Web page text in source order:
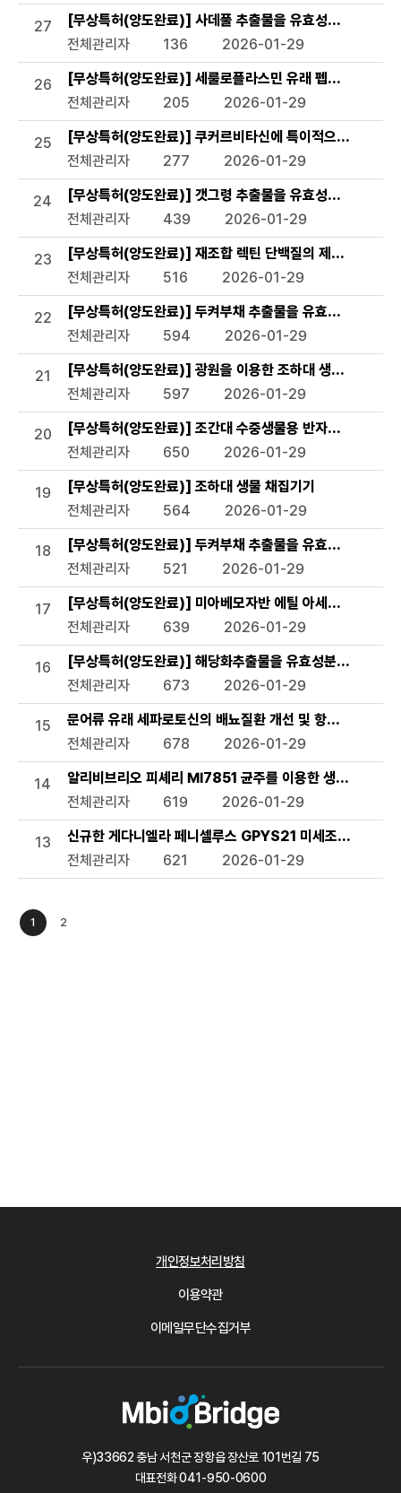
27
[무상특허(양도완료)] 사데풀 추출물을 유효성분으로 함유
전체관리자
136 2026-01-29
26
[무상특허(양도완료)] 세룰로플라스민 유래 펩타이드 및
전체관리자
205 2026-01-29
25
[무상특허(양도완료)] 쿠커르비타신에 특이적으로 결합하
전체관리자
277 2026-01-29
24
[무상특허(양도완료)] 갯그령 추출물을 유효성분으로 함유
전체관리자
439 2026-01-29
23
[무상특허(양도완료)] 재조합 렉틴 단백질의 제조방법 및
전체관리자
516 2026-01-29
22
[무상특허(양도완료)] 두켜부채 추출물을 유효성분으로 함
전체관리자
594 2026-01-29
21
[무상특허(양도완료)] 광원을 이용한 조하대 생물 조사장비
전체관리자
597 2026-01-29
20
[무상특허(양도완료)] 조간대 수중생물용 반자동 채집기
전체관리자
650 2026-01-29
19
[무상특허(양도완료)] 조하대 생물 채집기기
전체관리자
564 2026-01-29
18
[무상특허(양도완료)] 두켜부채 추출물을 유효성분으로 함
전체관리자
521 2026-01-29
17
[무상특허(양도완료)] 미아베모자반 에틸 아세테이트 분
전체관리자
639 2026-01-29
16
[무상특허(양도완료)] 해당화추출물을 유효성분으로 함유
전체관리자
673 2026-01-29
15
문어류 유래 세파로토신의 배뇨질환 개선 및 항스트레스 용
전체관리자
678 2026-01-29
14
알리비브리오 피셰리 MI7851 균주를 이용한 생태독성 평
전체관리자
619 2026-01-29
13
신규한 게다니엘라 페니셀루스 GPYS21 미세조류 및 이의
전체관리자
621 2026-01-29
1 2
개인정보처리방침
이용약관
이메일무단수집거부
우)33662 충남 서천군 장항읍 장산로 101번길 75
대표전화041-950-0600